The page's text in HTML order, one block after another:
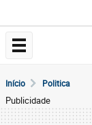
Início Politica
Publicidade